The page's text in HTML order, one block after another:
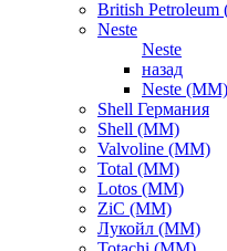
British
Neste
Neste
назад
Neste (ММ)
Shell Германия
Shell (ММ)
Valvoline (ММ)
Total (ММ)
Lotos (ММ)
ZiC (ММ)
Лукойл (ММ)